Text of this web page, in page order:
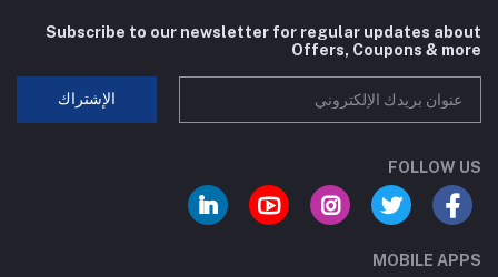
Subscribe to our newsletter for regular updates about
Offers, Coupons & more
الإشتراك
FOLLOW US
MOBILE APPS